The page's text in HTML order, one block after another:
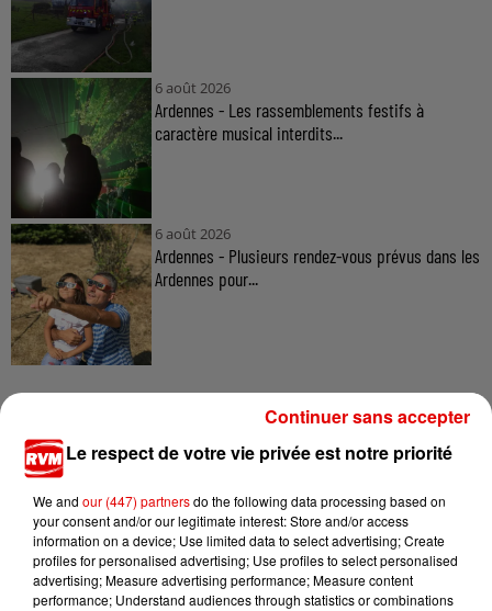
6 août 2026
Ardennes - Les rassemblements festifs à
caractère musical interdits...
6 août 2026
Ardennes - Plusieurs rendez-vous prévus dans les
Ardennes pour...
TITRES DIFFUSÉS
11h50
11h50 11h47
11h47 11h37
11h37
Le respect de votre vie privée est notre priorité
We and our (447) partnersdo the following data processing based on
your consent and/or our legitimate interest: Store and/or access
information on a device; Use limited data to select advertising; Create
profiles for personalised advertising; Use profiles to select personalised
advertising; Measure advertising performance; Measure content
performance; Understand audiences through statistics or combinations
Continuer sans accepter